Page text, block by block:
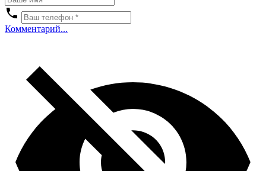
Комментарий...